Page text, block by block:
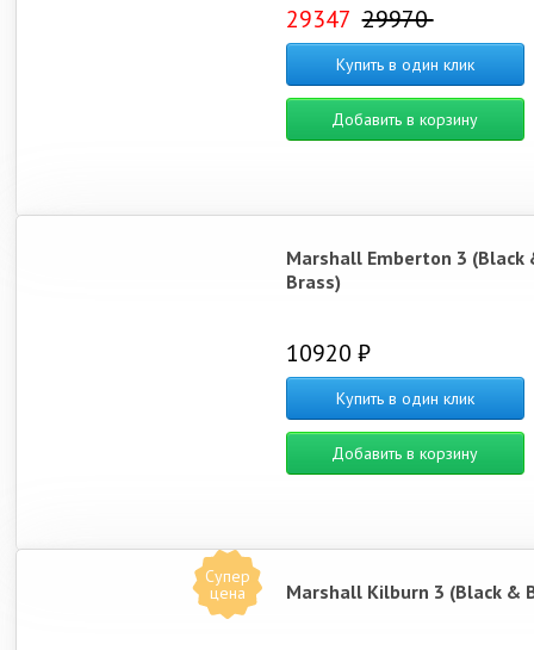
29347 29970
Купить в один клик
Добавить в корзину
Marshall Emberton 3 (Black
Brass)
10920 ₽
Купить в один клик
Добавить в корзину
Супер
цена Marshall Kilburn 3 (Black &